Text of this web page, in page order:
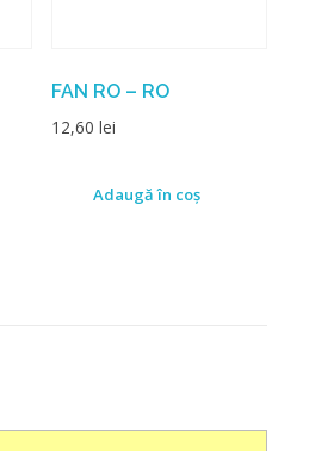
FAN RO – RO
12,60 lei
Adaugă în coș